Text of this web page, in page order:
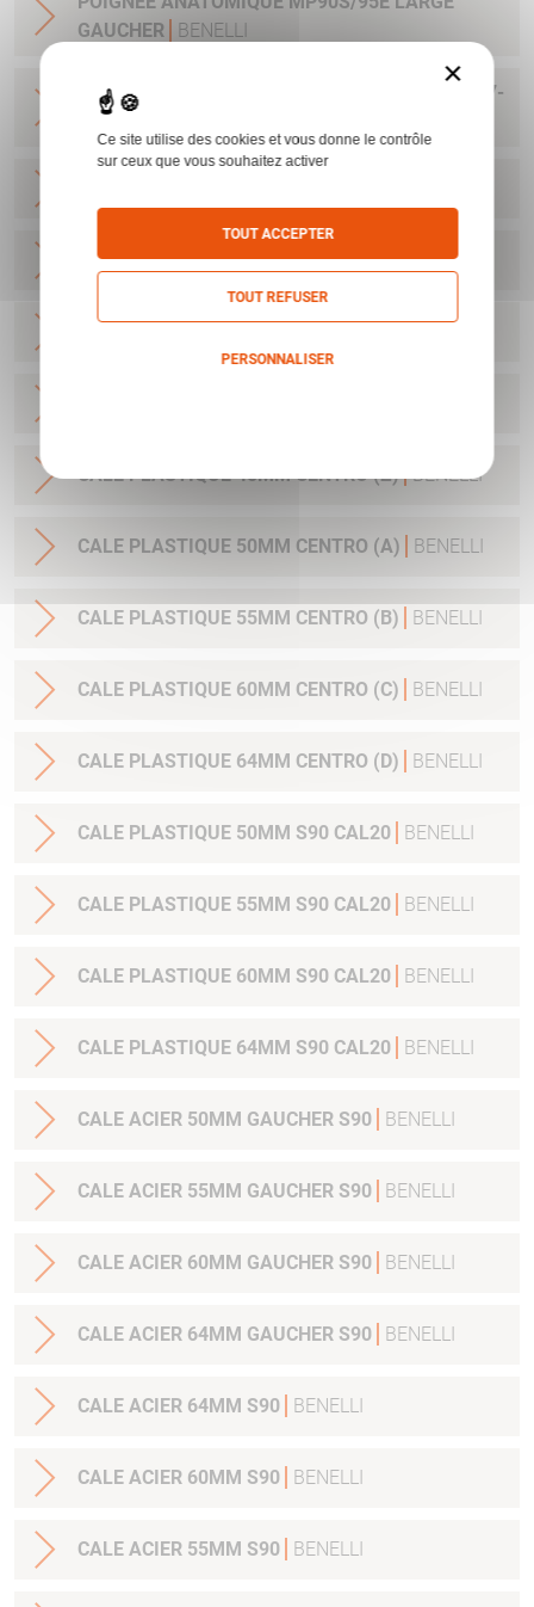
GAUCHER
BENELLI
KIT NETTOYAGE C12 BENELLI NNO 1005-15-187-
2134
CALE PLASTIQUE 55MM CRIO (B) BENELLI
CALE PLASTIQUE 45MM CENTRO (Z) BENELLI
CALE PLASTIQUE 50MM CENTRO (A) BENELLI
CALE PLASTIQUE 55MM CENTRO (B) BENELLI
CALE PLASTIQUE 60MM CENTRO (C) BENELLI
CALE PLASTIQUE 64MM CENTRO (D) BENELLI
CALE PLASTIQUE 50MM S90 CAL20 BENELLI
CALE PLASTIQUE 55MM S90 CAL20 BENELLI
CALE PLASTIQUE 60MM S90 CAL20 BENELLI
CALE PLASTIQUE 64MM S90 CAL20 BENELLI
CALE ACIER 50MM GAUCHER S90 BENELLI
CALE ACIER 55MM GAUCHER S90 BENELLI
CALE ACIER 60MM GAUCHER S90 BENELLI
CALE ACIER 64MM GAUCHER S90 BENELLI
CALE ACIER 64MM S90 BENELLI
CALE ACIER 60MM S90 BENELLI
CALE ACIER 55MM S90 BENELLI
×
Ce site utilise des cookies et vous donne le contrôle
sur ceux que vous souhaitez activer
TOUT ACCEPTER
TOUT REFUSER
PERSONNALISER